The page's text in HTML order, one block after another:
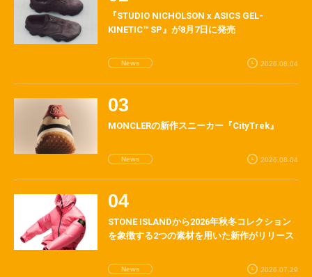
『STUDIO NICHOLSON x ASICS GEL-
KINETIC™ SP』が8月7日に発売
News 2026.08.04
MONCLERの新作スニーカー『CityTrek』
News 2026.08.04
STONE ISLANDから2026年秋冬コレクション
を象徴する2つの素材を用いた新作がリリース
News 2026.07.29